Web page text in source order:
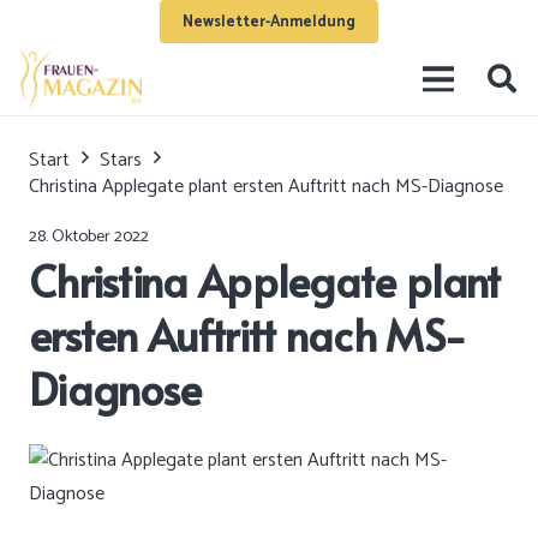
Newsletter-Anmeldung
Start
Stars
Christina Applegate plant ersten Auftritt nach MS-Diagnose
28. Oktober 2022
Christina Applegate plant
ersten Auftritt nach MS-
Diagnose